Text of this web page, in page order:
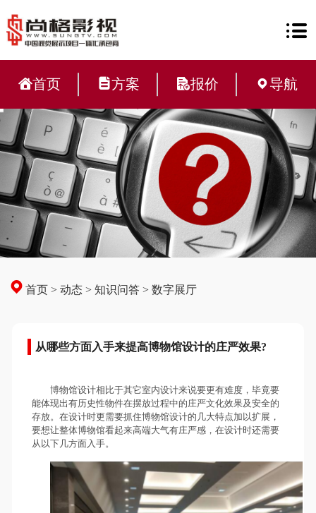
首页 方案 报价 导航
首页 >动态 >知识问答 >数字展厅
从哪些方面入手来提高博物馆设计的庄严效果?
博物馆设计相比于其它室内设计来说要更有难度，毕竟要
能体现出有历史性物件在摆放过程中的庄严文化效果及安全的
存放。在设计时更需要抓住博物馆设计的几大特点加以扩展，
要想让整体博物馆看起来高端大气有庄严感，在设计时还需要
从以下几方面入手。